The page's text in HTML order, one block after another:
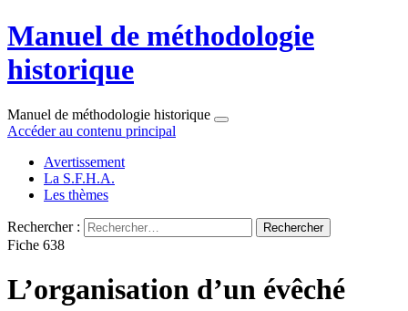
Manuel de méthodologie
historique
Manuel de méthodologie historique
Accéder au contenu principal
Avertissement
La S.F.H.A.
Les thèmes
Rechercher :
Fiche 638
L’organisation d’un évêché